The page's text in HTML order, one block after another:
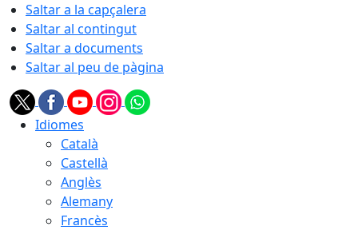
Saltar a la capçalera
Saltar al contingut
Saltar a documents
Saltar al peu de pàgina
Idiomes
Català
Castellà
Anglès
Alemany
Francès